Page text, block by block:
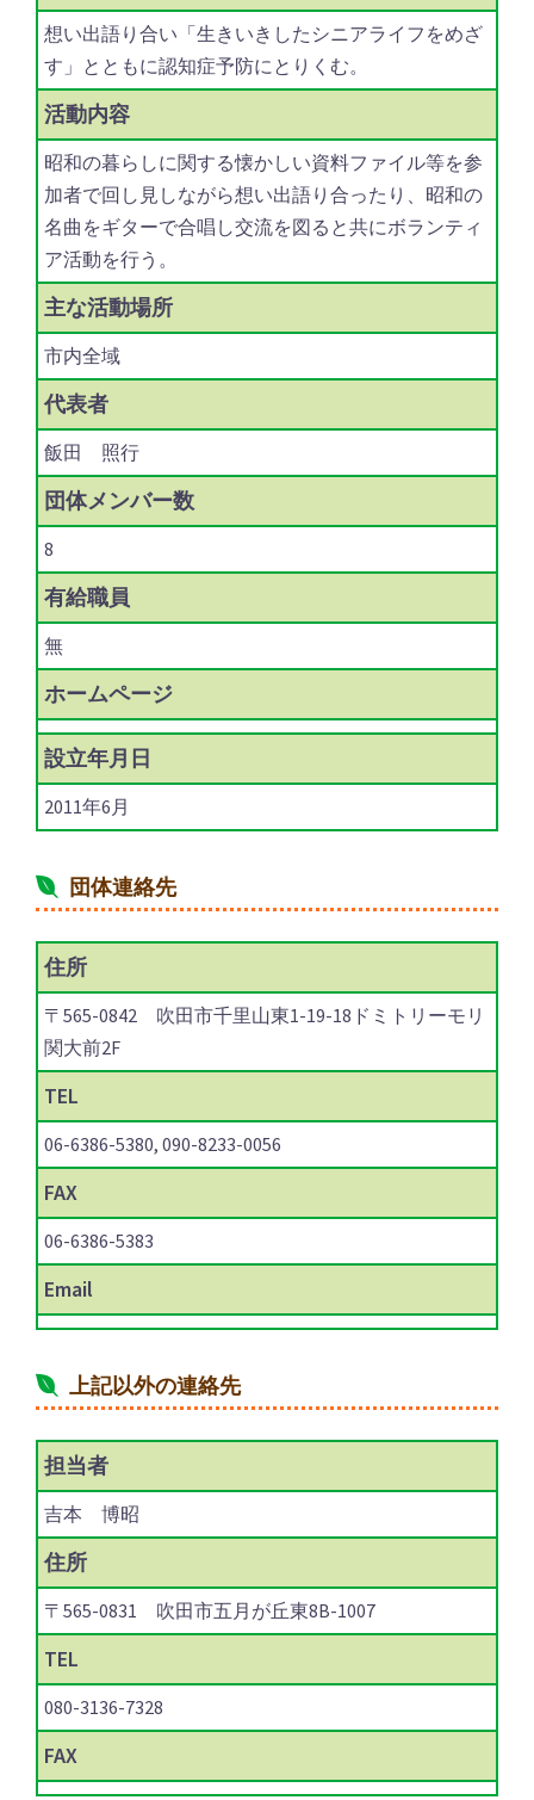
想い出語り合い「生きいきしたシニアライフをめざ
す」とともに認知症予防にとりくむ。
活動内容
昭和の暮らしに関する懐かしい資料ファイル等を参
加者で回し見しながら想い出語り合ったり、昭和の
名曲をギターで合唱し交流を図ると共にボランティ
ア活動を行う。
主な活動場所
市内全域
代表者
飯田 照行
団体メンバー数
8
有給職員
無
ホームページ
設立年月日
2011年6月
団体連絡先
住所
〒565-0842 吹田市千里山東1-19-18ドミトリーモリ
関大前2F
TEL
06-6386-5380, 090-8233-0056
FAX
06-6386-5383
Email
上記以外の連絡先
担当者
吉本 博昭
住所
〒565-0831 吹田市五月が丘東8B-1007
TEL
080-3136-7328
FAX